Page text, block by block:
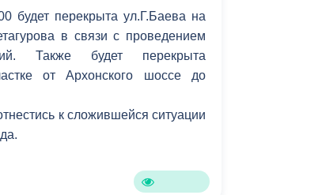
будет перекрыта ул.Г.Баева на
в связи с проведением
Также будет перекрыта
от Архонского шоссе до
к сложившейся ситуации